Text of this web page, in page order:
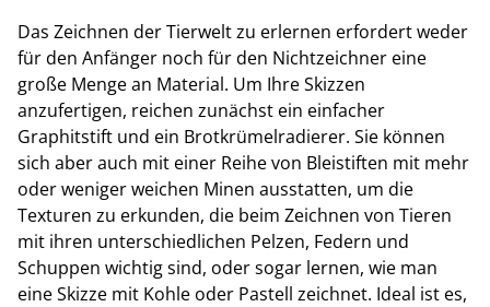
Das Zeichnen der Tierwelt zu erlernen erfordert weder
für den Anfänger noch für den Nichtzeichner eine
große Menge an Material. Um Ihre Skizzen
anzufertigen, reichen zunächst ein einfacher
Graphitstift und ein Brotkrümelradierer. Sie können
sich aber auch mit einer Reihe von Bleistiften mit mehr
oder weniger weichen Minen ausstatten, um die
Texturen zu erkunden, die beim Zeichnen von Tieren
mit ihren unterschiedlichen Pelzen, Federn und
Schuppen wichtig sind, oder sogar lernen, wie man
eine Skizze mit Kohle oder Pastell zeichnet. Ideal ist es,